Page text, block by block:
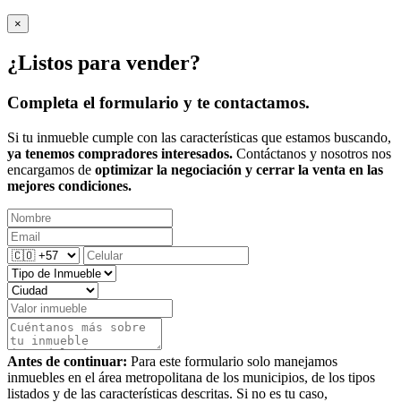
×
¿Listos para vender?
Completa el formulario y te contactamos.
Si tu inmueble cumple con las características que estamos buscando,
ya tenemos compradores interesados. Contáctanos y nosotros nos
encargamos de optimizar la negociación y cerrar la venta en las
mejores condiciones.
Antes de continuar: Para este formulario solo manejamos
inmuebles en el área metropolitana de los municipios, de los tipos
listados y de las características descritas. Si no es tu caso,